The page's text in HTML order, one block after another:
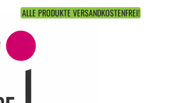
ALLE PRODUKTE VERSANDKOSTENFREI!